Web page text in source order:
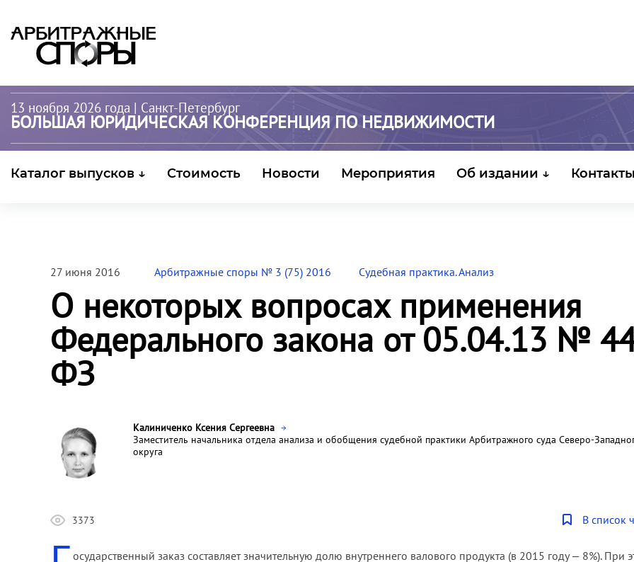
13 ноября 2026 года | Санкт-Петербург
БОЛЬШАЯ ЮРИДИЧЕСКАЯ КОНФЕРЕНЦИЯ ПО НЕДВИЖИМОСТИ
Каталог выпусков ↓ Стоимость Новости Мероприятия Об издании ↓ Контакты
27 июня 2016 Арбитражные споры № 3 (75) 2016 Судебная практика. Анализ
О некоторых вопросах применения
Федерального закона от 05.04.13 №
ФЗ
Калиниченко Ксения Сергеевна
Заместитель начальника отдела анализа и обобщения судебной практики Арбитражного суда Северо-
округа
3373 В список
осударственный заказ составляет значительную долю внутреннего валового продукта (в 2015 году — 8%). При